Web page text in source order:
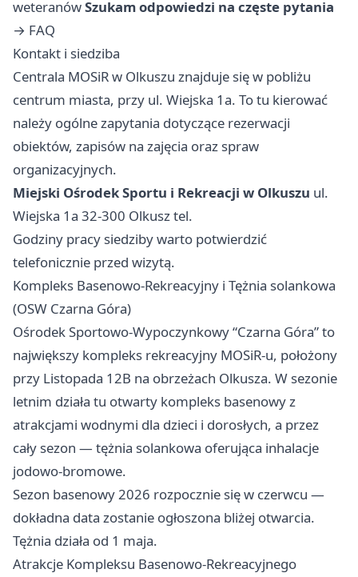
weteranówSzukam odpowiedzi na częste pytania
→ FAQ
Kontakt i siedziba
Centrala MOSiR w Olkuszu znajduje się w pobliżu
centrum miasta, przy ul. Wiejska 1a. To tu kierować
należy ogólne zapytania dotyczące rezerwacji
obiektów, zapisów na zajęcia oraz spraw
organizacyjnych.
Miejski Ośrodek Sportu i Rekreacji w Olkuszu ul.
Wiejska 1a 32-300 Olkusz tel.
Godziny pracy siedziby warto potwierdzić
telefonicznie przed wizytą.
Kompleks Basenowo-Rekreacyjny i Tężnia solankowa
(OSW Czarna Góra)
Ośrodek Sportowo-Wypoczynkowy “Czarna Góra” to
największy kompleks rekreacyjny MOSiR-u, położony
przy Listopada 12B na obrzeżach Olkusza. W sezonie
letnim działa tu otwarty kompleks basenowy z
atrakcjami wodnymi dla dzieci i dorosłych, a przez
cały sezon — tężnia solankowa oferująca inhalacje
jodowo-bromowe.
Sezon basenowy 2026 rozpocznie się w czerwcu —
dokładna data zostanie ogłoszona bliżej otwarcia.
Tężnia działa od 1 maja.
Atrakcje Kompleksu Basenowo-Rekreacyjnego